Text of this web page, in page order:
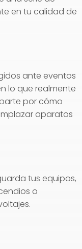
en tu calidad de
ante eventos
lo que realmente
por cómo
aparatos
tus equipos,
o